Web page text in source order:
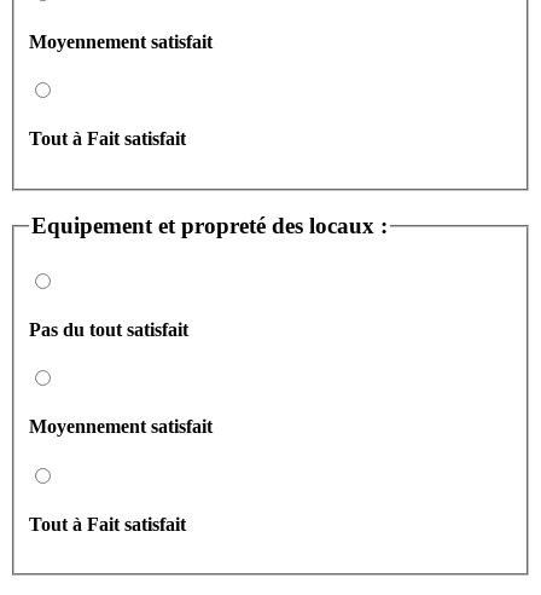
Moyennement satisfait
Tout à Fait satisfait
Equipement et propreté des locaux :
Pas du tout satisfait
Moyennement satisfait
Tout à Fait satisfait